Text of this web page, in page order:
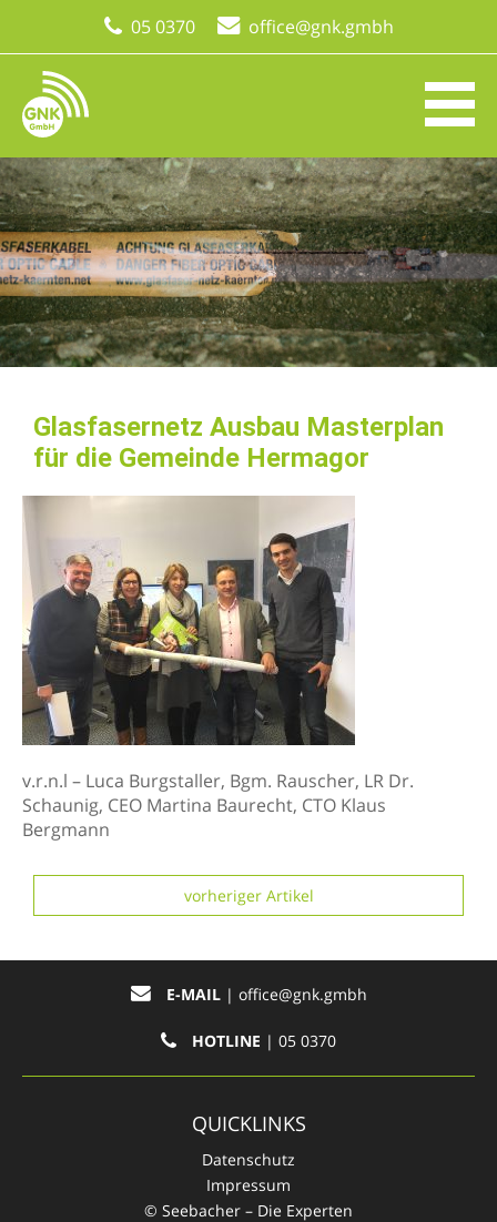
05 0370 office@gnk.gmbh
Glasfasernetz Ausbau Masterplan
für die Gemeinde Hermagor
v.r.n.l – Luca Burgstaller, Bgm. Rauscher, LR Dr.
Schaunig, CEO Martina Baurecht, CTO Klaus
Bergmann
vorheriger Artikel
E-MAIL| office@gnk.gmbh
HOTLINE | 05 0370
QUICKLINKS
Datenschutz
Impressum
© Seebacher – Die Experten